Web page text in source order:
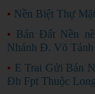
• Nền Biệt Thự
• Bán Đất Nền
Nhánh Đ. Võ
• E Trai Gửi Bán
Đh Fpt Thuộc